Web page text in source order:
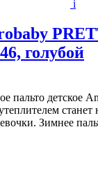
i
голубой
пальто детское
Зимнее